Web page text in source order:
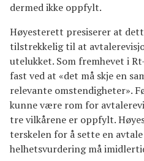
dermed ikke oppfylt.
Høyesterett presiserer at
tilstrekkelig til at
utelukket. Som fremhevet i
fast ved at «det må skje en
relevante omstendigheter».
kunne være rom for
tre vilkårene er oppfylt.
terskelen for å sette en
helhetsvurdering må